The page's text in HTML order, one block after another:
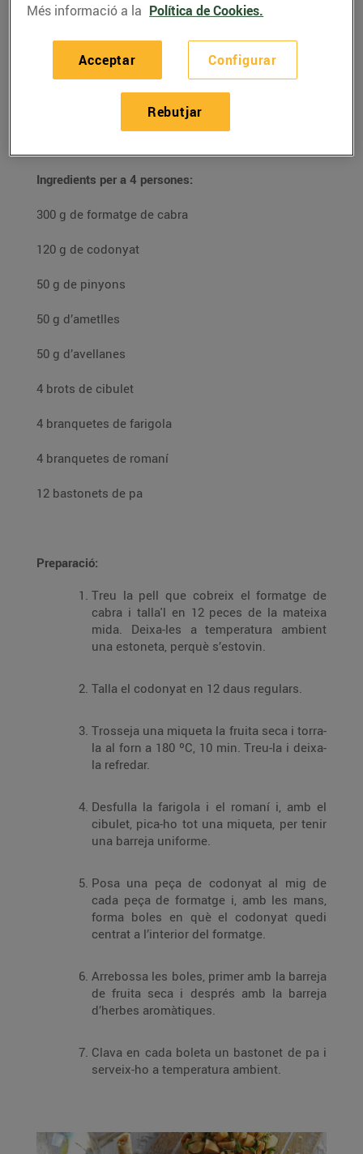
Boles de formatge de
cabra farcides de
codonyat, fruita seca i
herbes aromàtiques
21/d’octubre/2020
Ingredients per a 4 persones:
300 g de formatge de cabra
120 g de codonyat
50 g de pinyons
50 g d’ametlles
50 g d’avellanes
4 brots de cibulet
4 branquetes de farigola
4 branquetes de romaní
12 bastonets de pa
Preparació:
Treu la pell que cobreix el formatge de
cabra i talla'l en 12 peces de la mateixa
mida. Deixa-les a temperatura ambient
una estoneta, perquè s’estovin.
Talla el codonyat en 12 daus regulars.
Trosseja una miqueta la fruita seca i torra-
la al forn a 180 ºC, 10 min. Treu-la i deixa-
la refredar.
Desfulla la farigola i el romaní i, amb el
cibulet, pica-ho tot una miqueta, per tenir
una barreja uniforme.
Posa una peça de codonyat al mig de
cada peça de formatge i, amb les mans,
forma boles en què el codonyat quedi
centrat a l’interior del formatge.
Arrebossa les boles, primer amb la barreja
de fruita seca i després amb la barreja
d’herbes aromàtiques.
Clava en cada boleta un bastonet de pa i
serveix-ho a temperatura ambient.
Més informació a la Política de Cookies.
Configurar
Rebutjar
Acceptar